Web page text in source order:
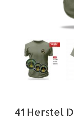
41 Herstel